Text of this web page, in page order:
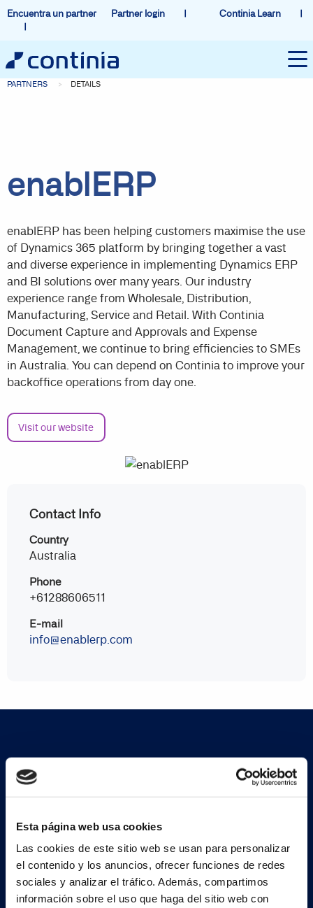
Esta página web usa cookies
Las cookies de este sitio web se usan para personalizar
el contenido y los anuncios, ofrecer funciones de redes
sociales y analizar el tráfico. Además, compartimos
información sobre el uso que haga del sitio web con
Encuentra un partner Partner login Continia Learn
PARTNERS DETAILS
enablERP
enablERP has been helping customers maximise the use
of Dynamics 365 platform by bringing together a vast
and diverse experience in implementing Dynamics ERP
and BI solutions over many years. Our industry
experience range from Wholesale, Distribution,
Manufacturing, Service and Retail. With Continia
Document Capture and Approvals and Expense
Management, we continue to bring efficiencies to SMEs
in Australia. You can depend on Continia to improve your
backoffice operations from day one.
Visit our website
Contact Info
Country
Australia
Phone
+61288606511
E-mail
info@enablerp.com
Suscríbete a nuestra
newsletter
Regístrate ahora